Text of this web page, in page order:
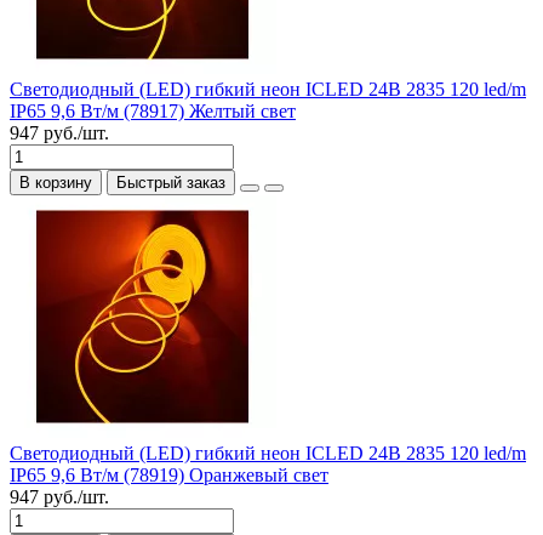
Светодиодный (LED) гибкий неон ICLED 24В 2835 120 led/m
IP65 9,6 Вт/м (78917) Желтый свет
947 руб./шт.
В корзину Быстрый заказ
Светодиодный (LED) гибкий неон ICLED 24В 2835 120 led/m
IP65 9,6 Вт/м (78919) Оранжевый свет
947 руб./шт.